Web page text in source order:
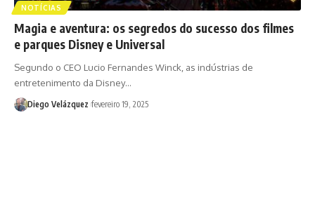
NOTÍCIAS
Magia e aventura: os segredos do sucesso dos filmes
e parques Disney e Universal
Segundo o CEO Lucio Fernandes Winck, as indústrias de
entretenimento da Disney…
Diego Velázquez fevereiro 19, 2025